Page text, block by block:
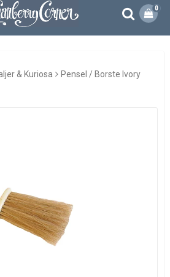
0
& Kuriosa
Pensel / Borste Ivory